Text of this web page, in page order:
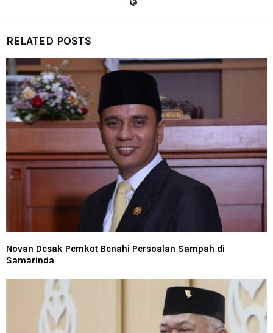
RELATED POSTS
Novan Desak Pemkot Benahi Persoalan Sampah di
Samarinda